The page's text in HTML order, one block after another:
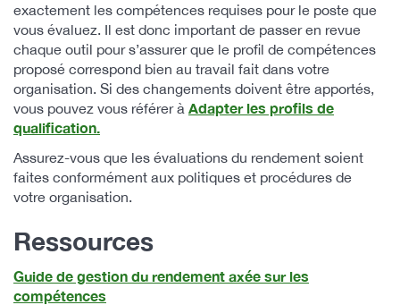
exactement les compétences requises pour le poste que
vous évaluez. Il est donc important de passer en revue
chaque outil pour s’assurer que le profil de compétences
proposé correspond bien au travail fait dans votre
organisation. Si des changements doivent être apportés,
vous pouvez vous référer à Adapter les profils de
qualification.
Assurez-vous que les évaluations du rendement soient
faites conformément aux politiques et procédures de
votre organisation.
Ressources
Guide de gestion du rendement axée sur les
compétences